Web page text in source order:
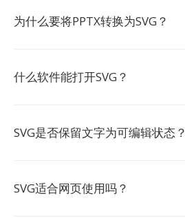
为什么要将PPTX转换为SVG？
什么软件能打开SVG？
SVG是否保留文字为可编辑状态？
SVG适合网页使用吗？